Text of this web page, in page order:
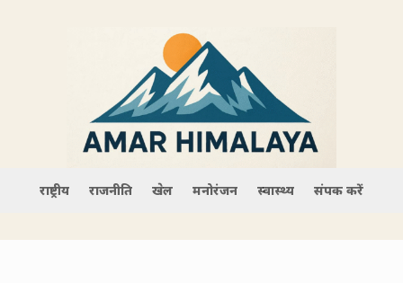
राष्ट्रीय राजनीति खेल मनोरंजन स्वास्थ्य संपर्क करें